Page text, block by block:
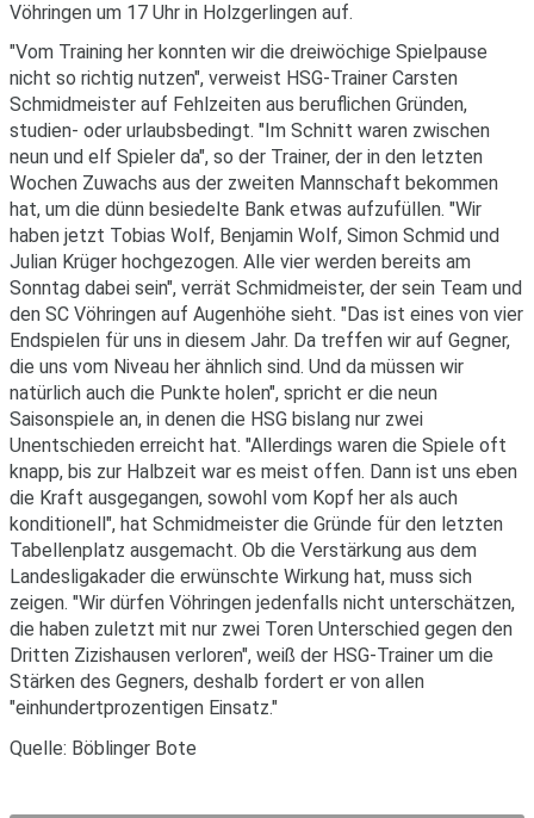
Vöhringen um 17 Uhr in Holzgerlingen auf.
"Vom Training her konnten wir die dreiwöchige Spielpause
nicht so richtig nutzen", verweist HSG-Trainer Carsten
Schmidmeister auf Fehlzeiten aus beruflichen Gründen,
studien- oder urlaubsbedingt. "Im Schnitt waren zwischen
neun und elf Spieler da", so der Trainer, der in den letzten
Wochen Zuwachs aus der zweiten Mannschaft bekommen
hat, um die dünn besiedelte Bank etwas aufzufüllen. "Wir
haben jetzt Tobias Wolf, Benjamin Wolf, Simon Schmid und
Julian Krüger hochgezogen. Alle vier werden bereits am
Sonntag dabei sein", verrät Schmidmeister, der sein Team und
den SC Vöhringen auf Augenhöhe sieht. "Das ist eines von vier
Endspielen für uns in diesem Jahr. Da treffen wir auf Gegner,
die uns vom Niveau her ähnlich sind. Und da müssen wir
natürlich auch die Punkte holen", spricht er die neun
Saisonspiele an, in denen die HSG bislang nur zwei
Unentschieden erreicht hat. "Allerdings waren die Spiele oft
knapp, bis zur Halbzeit war es meist offen. Dann ist uns eben
die Kraft ausgegangen, sowohl vom Kopf her als auch
konditionell", hat Schmidmeister die Gründe für den letzten
Tabellenplatz ausgemacht. Ob die Verstärkung aus dem
Landesligakader die erwünschte Wirkung hat, muss sich
zeigen. "Wir dürfen Vöhringen jedenfalls nicht unterschätzen,
die haben zuletzt mit nur zwei Toren Unterschied gegen den
Dritten Zizishausen verloren", weiß der HSG-Trainer um die
Stärken des Gegners, deshalb fordert er von allen
"einhundertprozentigen Einsatz."
Quelle: Böblinger Bote